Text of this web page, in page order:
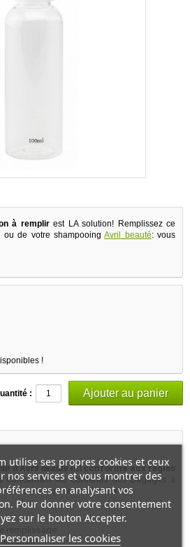
à remplirest LA solution! Remplissez ce
ou de votre shampooingAvril beauté: vous
!
:
d'Avril beauté estconforme aux règles
concernant les contenus des bagages à
(transparents et <100ml).
utilise ses propres cookies et ceux
nos services et vous montrer des
en analysant vos
Pour donner votre consentement
sur le bouton Accepter.
Personnaliser les cookies